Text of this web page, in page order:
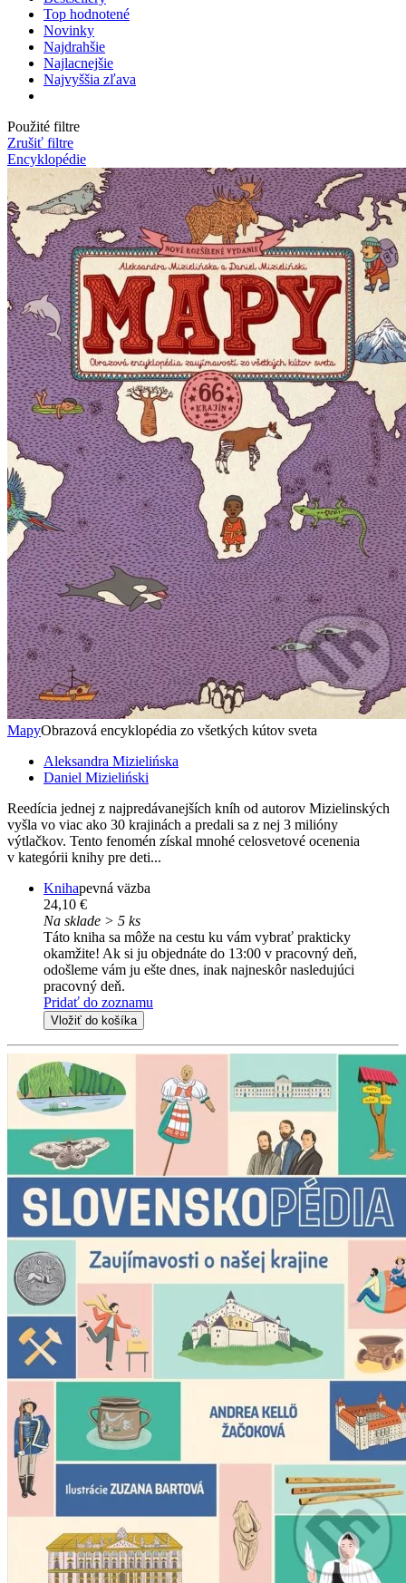
Top hodnotené
Novinky
Najdrahšie
Najlacnejšie
Najvyššia zľava
Použité filtre
Zrušiť filtre
Encyklopédie
MapyObrazová encyklopédia zo všetkých kútov sveta
Aleksandra Mizielińska
Daniel Mizieliński
Reedícia jednej z najpredávanejších kníh od autorov Mizielinských
vyšla vo viac ako 30 krajinách a predali sa z nej 3 milióny
výtlačkov. Tento fenomén získal mnohé celosvetové ocenenia
v kategórii knihy pre deti...
Knihapevná väzba
24,10 €
Na sklade > 5 ks
Táto kniha sa môže na cestu ku vám vybrať prakticky
okamžite! Ak si ju objednáte do 13:00 v pracovný deň,
odošleme vám ju ešte dnes, inak najneskôr nasledujúci
pracovný deň.
Pridať do zoznamu
Vložiť do košíka